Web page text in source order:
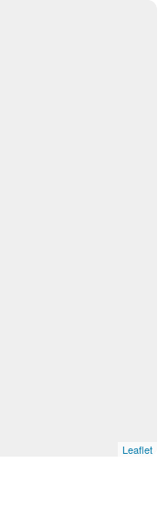
Leaflet